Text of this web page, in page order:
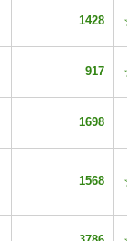
1428
917
1698
1568